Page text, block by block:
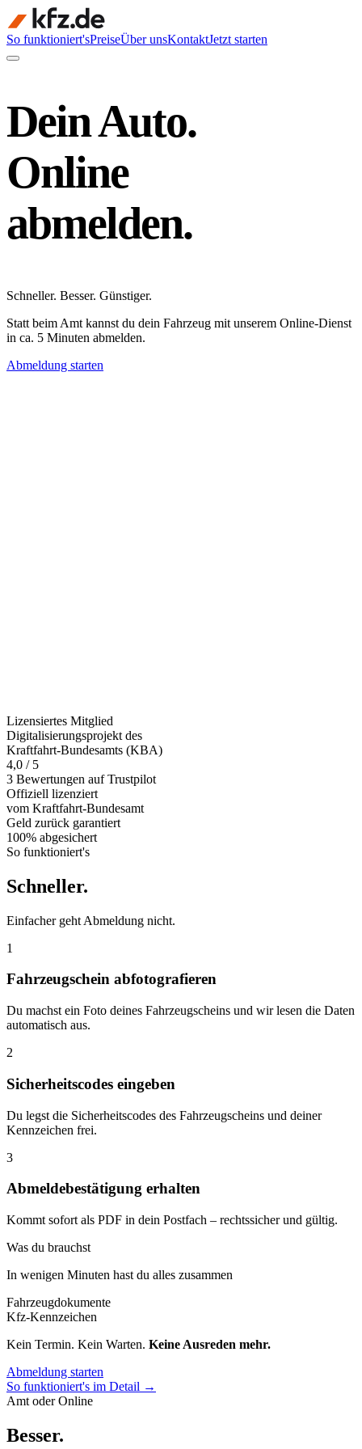
So funktioniert'sPreiseÜber unsKontaktJetzt starten
Dein Auto.
Online
abmelden.
Schneller. Besser. Günstiger.
Statt beim Amt kannst du dein Fahrzeug mit unserem Online-Dienst
in ca. 5 Minuten abmelden.
Abmeldung starten
Lizensiertes Mitglied
Digitalisierungsprojekt des
Kraftfahrt-Bundesamts (KBA)
4,0 / 5
3 Bewertungen auf Trustpilot
Offiziell lizenziert
vom Kraftfahrt-Bundesamt
Geld zurück garantiert
100% abgesichert
So funktioniert's
Schneller.
Einfacher geht Abmeldung nicht.
1
Fahrzeugschein abfotografieren
Du machst ein Foto deines Fahrzeugscheins und wir lesen die Daten
automatisch aus.
2
Sicherheitscodes eingeben
Du legst die Sicherheitscodes des Fahrzeugscheins und deiner
Kennzeichen frei.
3
Abmeldebestätigung erhalten
Kommt sofort als PDF in dein Postfach – rechtssicher und gültig.
Was du brauchst
In wenigen Minuten hast du alles zusammen
Fahrzeugdokumente
Kfz-Kennzeichen
Kein Termin. Kein Warten. Keine Ausreden mehr.
Abmeldung starten
So funktioniert's im Detail →
Amt oder Online
Besser.